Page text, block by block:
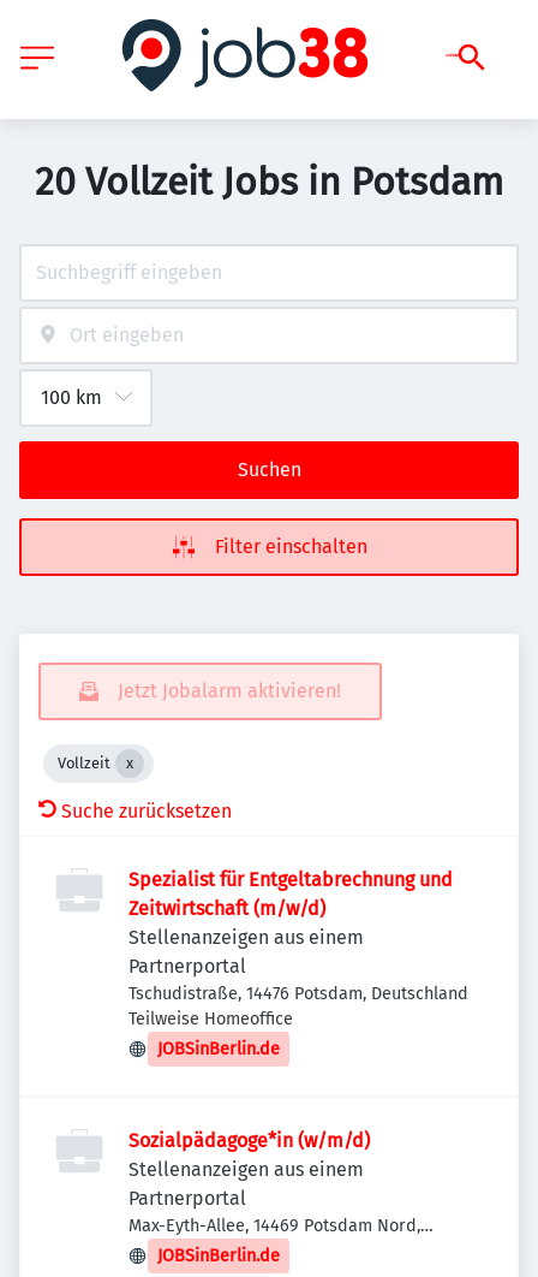
20 Vollzeit Jobs in Potsdam
Suchen
Filter einschalten
Jetzt Jobalarm aktivieren!
Vollzeit
Suche zurücksetzen
Spezialist für Entgeltabrechnung und
Zeitwirtschaft (m/w/d)
Stellenanzeigen aus einem
Partnerportal
Tschudistraße, 14476 Potsdam, Deutschland
Teilweise Homeoffice
JOBSinBerlin.de
Sozialpädagoge*in (w/m/d)
Stellenanzeigen aus einem
Partnerportal
Max-Eyth-Allee, 14469 Potsdam Nord,
Deutschland
JOBSinBerlin.de